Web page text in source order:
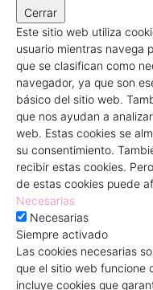
Cerrar
Este sitio web utiliza
usuario mientras navega
que se clasifican como
navegador, ya que son
básico del sitio web.
que nos ayudan a
web. Estas cookies se
su consentimiento.
recibir estas cookies.
de estas cookies puede
Necesarias
Necesarias
Siempre activado
Las cookies necesarias
que el sitio web funcione
incluye cookies que